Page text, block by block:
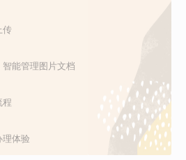
传
能管理图片文档
程
理体验